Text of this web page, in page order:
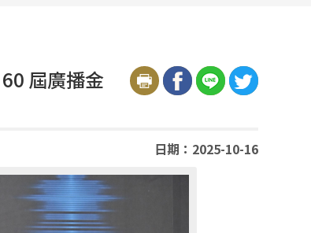
屆廣播金
日期：2025-10-16